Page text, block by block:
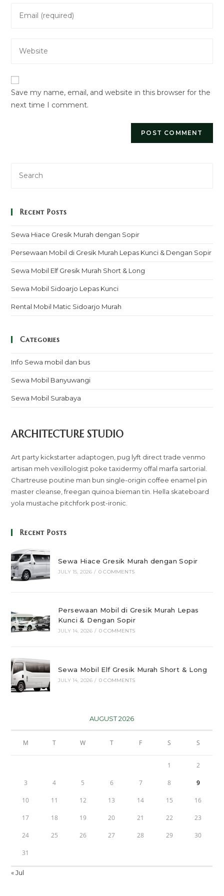
comment
your
address
your
URL
(optional)
Save my name, email, and website in this browser for the
next time I comment.
Recent Posts
Sewa Hiace Gresik Murah dengan Sopir
Persewaan Mobil di Gresik Murah Lepas Kunci & Dengan Sopir
Sewa Mobil Elf Gresik Murah Short & Long
Sewa Mobil Sidoarjo Lepas Kunci
Rental Mobil Matic Sidoarjo Murah
Categories
Info Sewa mobil dan bus
Sewa Mobil Banyuwangi
Sewa Mobil Surabaya
ARCHITECTURE STUDIO
Art party kickstarter adaptogen, pug lyft direct trade venmo
artisan meh vexillologist poke taxidermy offal marfa sartorial.
Chartreuse poutine man bun single-origin coffee enamel pin
master cleanse, freegan quinoa bieman tin. Hella skateboard
yola mustache pitchfork post-ironic.
Recent Posts
Sewa Hiace Gresik Murah dengan Sopir
JULY 15, 2026 / 0 COMMENTS
Persewaan Mobil di Gresik Murah Lepas
Kunci & Dengan Sopir
JULY 14, 2026 / 0 COMMENTS
Sewa Mobil Elf Gresik Murah Short & Long
JULY 14, 2026 / 0 COMMENTS
AUGUST 2026
M T W T F S S
1 2
3 4 5 6 7 8 9
10 11 12 13 14 15 16
17 18 19 20 21 22 23
24 25 26 27 28 29 30
31
« Jul